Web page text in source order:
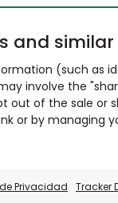
and
(such as
involve the
out of the sale or
or by managing
Privacidad Tracker